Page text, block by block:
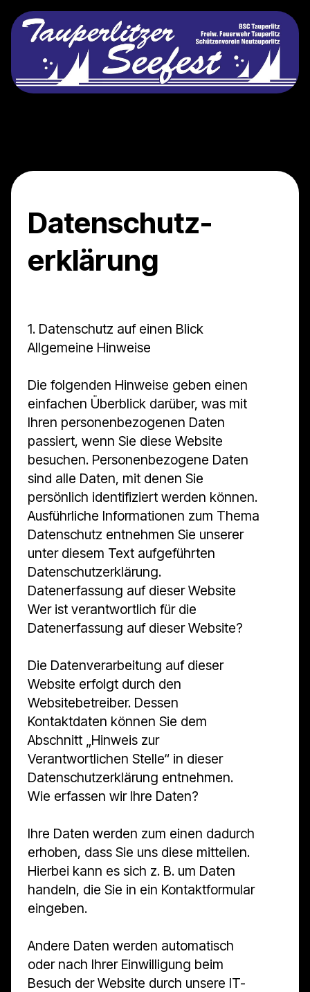
Datenschutz­
erklärung
1. Datenschutz auf einen Blick
Allgemeine Hinweise
Die folgenden Hinweise geben einen
einfachen Überblick darüber, was mit
Ihren personenbezogenen Daten
passiert, wenn Sie diese Website
besuchen. Personenbezogene Daten
sind alle Daten, mit denen Sie
persönlich identifiziert werden können.
Ausführliche Informationen zum Thema
Datenschutz entnehmen Sie unserer
unter diesem Text aufgeführten
Datenschutzerklärung.
Datenerfassung auf dieser Website
Wer ist verantwortlich für die
Datenerfassung auf dieser Website?
Die Datenverarbeitung auf dieser
Website erfolgt durch den
Websitebetreiber. Dessen
Kontaktdaten können Sie dem
Abschnitt „Hinweis zur
Verantwortlichen Stelle“ in dieser
Datenschutzerklärung entnehmen.
Wie erfassen wir Ihre Daten?
Ihre Daten werden zum einen dadurch
erhoben, dass Sie uns diese mitteilen.
Hierbei kann es sich z. B. um Daten
handeln, die Sie in ein Kontaktformular
eingeben.
Andere Daten werden automatisch
oder nach Ihrer Einwilligung beim
Besuch der Website durch unsere IT-